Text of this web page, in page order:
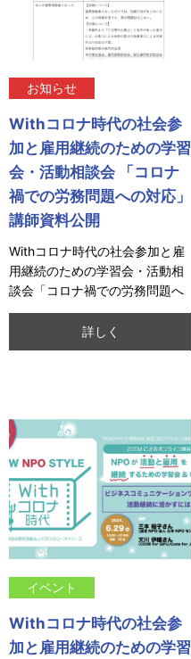
お知らせ
Withコロナ時代の社会参
加と雇用継続のための学習
会・活動相談会 「コロナ
禍での労務問題への対応」
講師資料公開
Withコロナ時代の社会参加と雇
用継続のための学習会・活動相
談会「コロナ禍での労務問題へ
の対応」の講師資料を公開しま
詳しく
イベント
Withコロナ時代の社会参
加と雇用継続のための学習